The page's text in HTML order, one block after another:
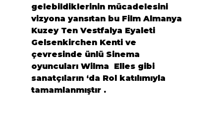
gelebildiklerinin mücadelesini
vizyona yansıtan bu Film Almanya
Kuzey Ten Vestfalya Eyaleti
Gelsenkirchen Kenti ve
çevresinde ünlü Sinema
oyuncuları Wilma  Elles gibi
sanatçıların ‘da Rol katılımıyla
tamamlanmıştır .